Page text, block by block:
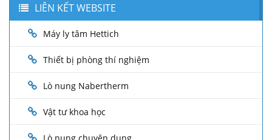
LIÊN KẾT WEBSITE
Máy ly tâm Hettich
Thiết bị phòng thí nghiệm
Lò nung Nabertherm
Vật tư khoa học